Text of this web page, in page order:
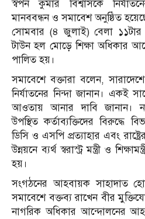
স্বপন কুমার বিশ্বাসকে
মানববন্ধন ও সমাবেশ অনুষ্ঠিত
সোমবার (৪ জুলাই) বেলা ১১টার
টাউন হল মোড়ে শিক্ষা অধিকার
পালিত হয়।
সমাবেশে বক্তারা বলেন,
নির্যাতনের নিন্দা জানান। একই
আওতায় আনার দাবি জানান।
উপস্থিত কর্তাব্যক্তিদের বিরুদ্ধে
ডিসি ও এসপি প্রত্যাহার এবং
উন্নয়নে ব্যর্থ স্বরাস্ট্র মন্ত্রী ও
হয়।
সংগঠনের আহবায়ক সাহাদাত
সমাবেশে বক্তব্য রাখেন বীর
নাগরিক অধিকার আন্দোলনের